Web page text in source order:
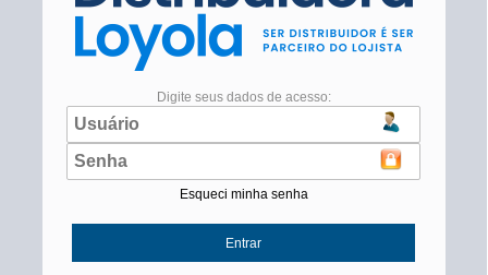
Digite seus dados de acesso:
Esqueci minha senha